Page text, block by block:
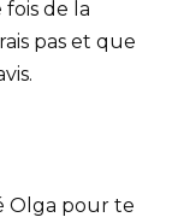
de la
pas et que
Olga pour te